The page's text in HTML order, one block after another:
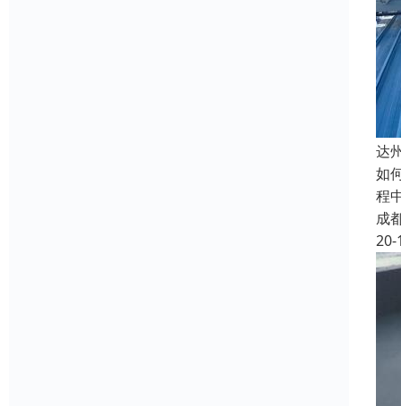
达
如
程
成
20-